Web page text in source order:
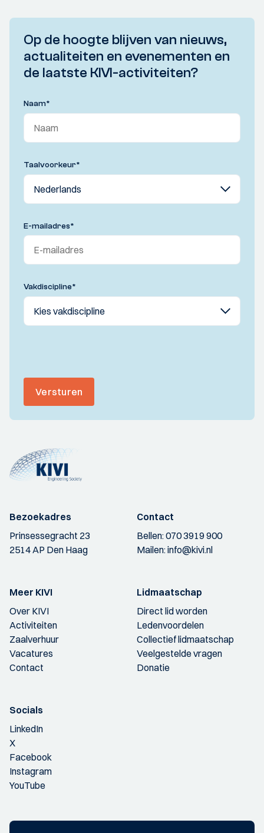
Op de hoogte blijven van nieuws,
actualiteiten en evenementen en
de laatste KIVI-activiteiten?
Naam*
Taalvoorkeur*
E-mailadres*
Vakdiscipline*
Versturen
Bezoekadres
Prinsessegracht 23
2514 AP Den Haag
Contact
Bellen:070 3919 900
Mailen:info@kivi.nl
Meer KIVI
Over KIVI
Activiteiten
Zaalverhuur
Vacatures
Contact
Lidmaatschap
Direct lid worden
Ledenvoordelen
Collectief lidmaatschap
Veelgestelde vragen
Donatie
Socials
LinkedIn
X
Facebook
Instagram
YouTube